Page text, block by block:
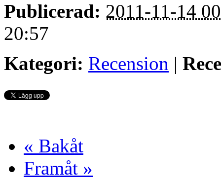
Publicerad: 2011-11-14
20:57
Kategori: Recension |
« Bakåt
Framåt »